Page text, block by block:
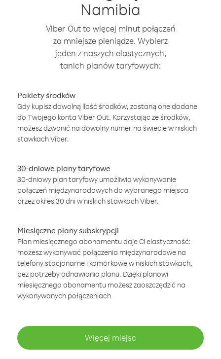
Namibia
Viber Out to więcej minut połączeń
za mniejsze pieniądze. Wybierz
jeden z naszych elastycznych,
tanich planów taryfowych:
Pakiety środków
Gdy kupisz dowolną ilość środków, zostaną one dodane
do Twojego konta Viber Out. Korzystając ze środków,
możesz dzwonić na dowolny numer na świecie w niskich
stawkach Viber.
30-dniowe plany taryfowe
30-dniowy plan taryfowy umożliwia wykonywanie
połączeń międzynarodowych do wybranego miejsca
przez okres 30 dni w niskich stawkach Viber.
Miesięczne plany subskrypcji
Plan miesięcznego abonamentu daje Ci elastyczność:
możesz wykonywać połączenia międzynarodowe na
telefony stacjonarne i komórkowe w niskich stawkach,
bez potrzeby odnawiania planu. Dzięki planowi
miesięcznego abonamentu możesz zaoszczędzić na
wykonywanych połączeniach
Więcej miejsc